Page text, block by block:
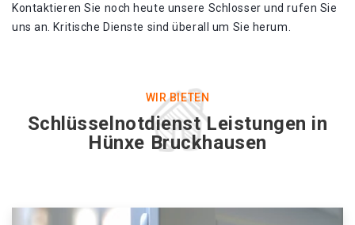
Kontaktieren Sie noch heute unsere Schlosser und rufen Sie
uns an. Kritische Dienste sind überall um Sie herum.
WIR BIETEN
Schlüsselnotdienst Leistungen in
Hünxe Bruckhausen